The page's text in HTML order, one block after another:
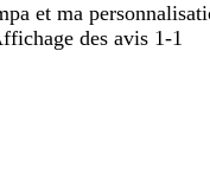
et ma
des avis 1-1